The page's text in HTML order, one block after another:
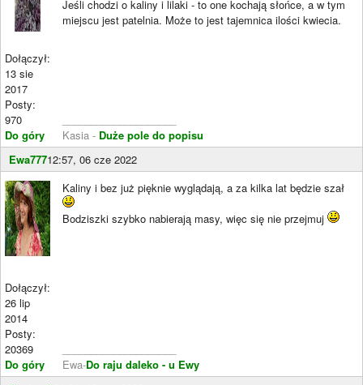
Dołączył:
13 sie
2017
Posty:
970
Do góry
Jeśli chodzi o kaliny i lilaki - to one kochają słońce, a w tym
miejscu jest patelnia. Może to jest tajemnica ilości kwiecia.
Kasia - Duże pole do popisu
Ewa77712:57, 06 cze 2022
Dołączył:
26 lip
2014
Posty:
20369
Do góry
Kaliny i bez już pięknie wyglądają, a za kilka lat będzie szał
Bodziszki szybko nabierają masy, więc się nie przejmuj
Ewa-Do raju daleko - u Ewy